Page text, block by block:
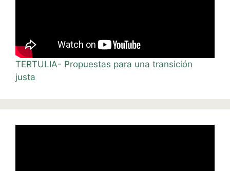
TERTULIA- Propuestas para una transición
justa